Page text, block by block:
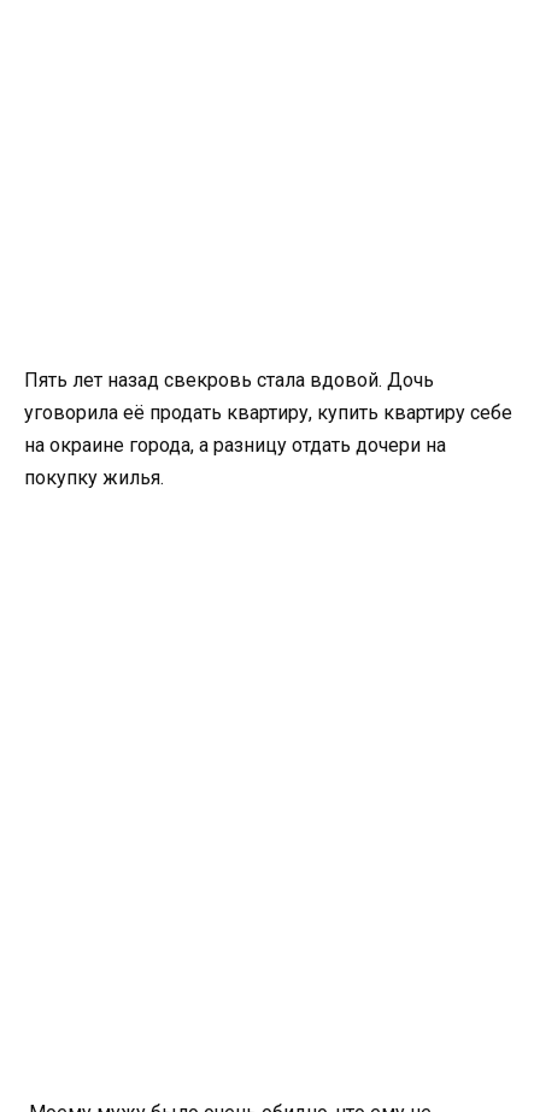
Пять лет назад свекровь стала вдовой. Дочь
уговорила её продать квартиру, купить квартиру себе
на окраине города, а разницу отдать дочери на
покупку жилья.